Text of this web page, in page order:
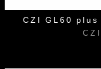
CZI GL60 plus
CZI